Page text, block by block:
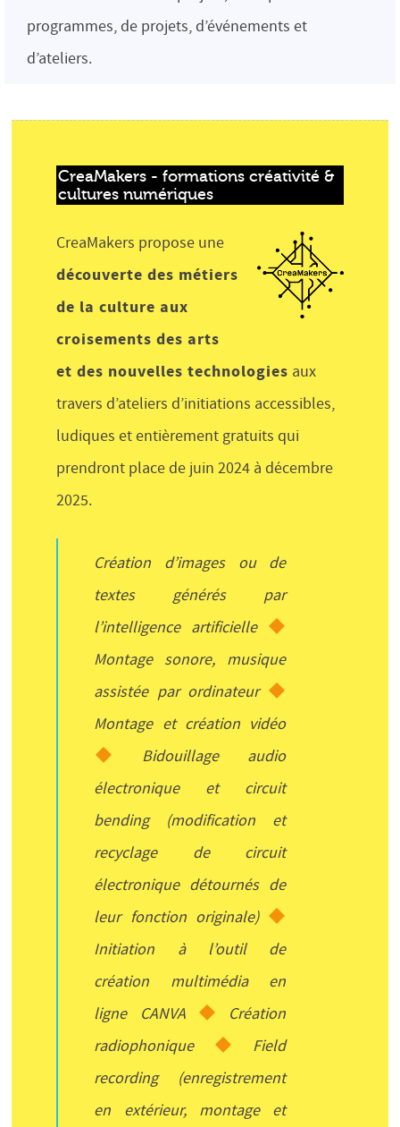
programmes, de projets, d’événements et
d’ateliers.
CreaMakers - formations créativité &
cultures numériques
CreaMakers propose une
découverte des métiers
de la culture aux
croisements des arts
et des nouvelles technologies aux
travers d’ateliers d’initiations accessibles,
ludiques et entièrement gratuits qui
prendront place de juin 2024 à décembre
2025.
Création d’images ou de
textes générés par
l’intelligence artificielle
Montage sonore, musique
assistée par ordinateur
Montage et création vidéo
Bidouillage audio
électronique et circuit
bending (modification et
recyclage de circuit
électronique détournés de
leur fonction originale)
Initiation à l’outil de
création multimédia en
ligne CANVA
Création
radiophonique
Field
recording (enregistrement
en extérieur, montage et